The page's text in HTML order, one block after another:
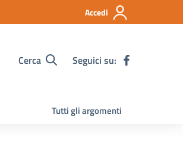
Accedi
Cerca Seguici su:
Tutti gli argomenti